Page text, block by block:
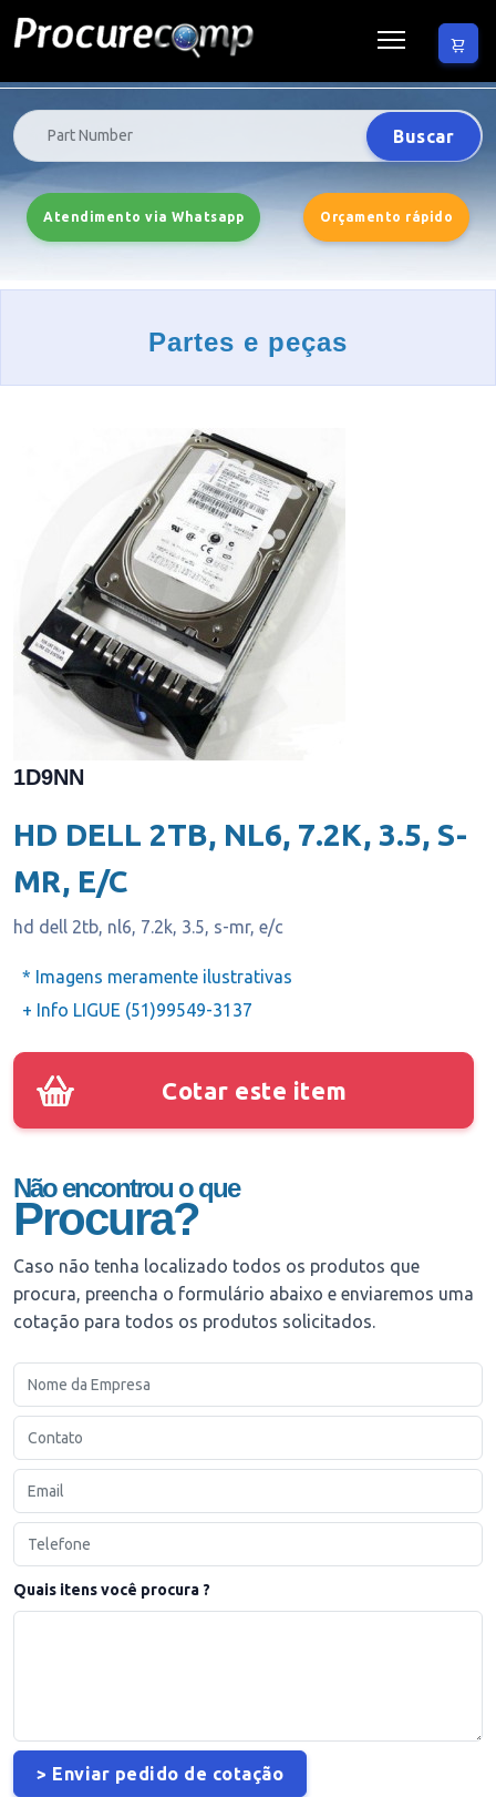
Buscar
Atendimento via Whatsapp Orçamento rápido
Partes e peças
1D9NN
HD DELL 2TB, NL6, 7.2K, 3.5, S-
MR, E/C
hd dell 2tb, nl6, 7.2k, 3.5, s-mr, e/c
* Imagens meramente ilustrativas
+ Info LIGUE (51)99549-3137
Cotar este item
Não encontrou o que
Procura?
Caso não tenha localizado todos os produtos que
procura, preencha o formulário abaixo e enviaremos uma
cotação para todos os produtos solicitados.
Quais itens você procura ?